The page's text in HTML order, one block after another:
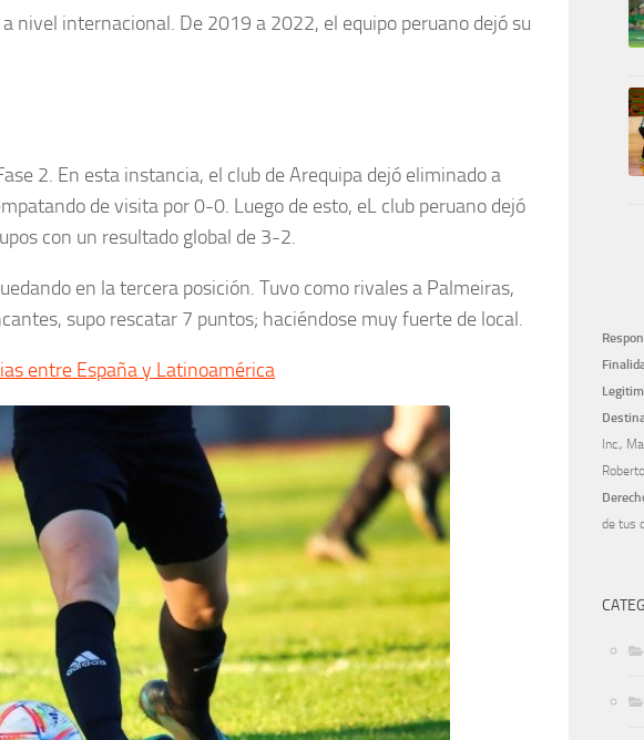
nivel internacional. De 2019 a 2022, el equipo peruano dejó su
2. En esta instancia, el club de Arequipa dejó eliminado a
de visita por 0-0. Luego de esto, eL club peruano dejó
con un resultado global de 3-2.
en la tercera posición. Tuvo como rivales a Palmeiras,
supo rescatar 7 puntos; haciéndose muy fuerte de local.
entre España y Latinoamérica
Inc.,
Roberto
de tus